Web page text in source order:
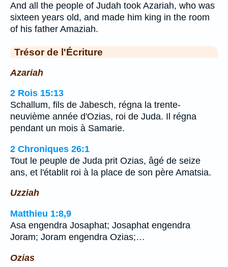
And all the people of Judah took Azariah, who was
sixteen years old, and made him king in the room
of his father Amaziah.
Trésor de l'Écriture
Azariah
2 Rois 15:13
Schallum, fils de Jabesch, régna la trente-
neuvième année d'Ozias, roi de Juda. Il régna
pendant un mois à Samarie.
2 Chroniques 26:1
Tout le peuple de Juda prit Ozias, âgé de seize
ans, et l'établit roi à la place de son père Amatsia.
Uzziah
Matthieu 1:8,9
Asa engendra Josaphat; Josaphat engendra
Joram; Joram engendra Ozias;…
Ozias